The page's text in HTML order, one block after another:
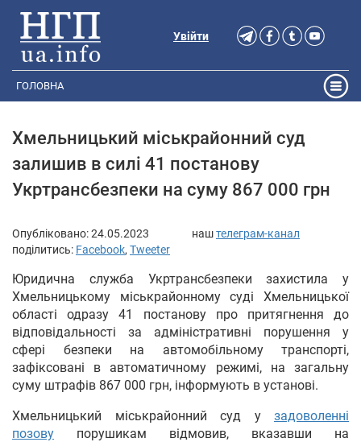
Увійти
ГОЛОВНА
Хмельницький міськрайонний суд
залишив в силі 41 постанову
Укртрансбезпеки на суму 867 000 грн
Опубліковано:24.05.2023 наштелеграм-канал
поділитись: Facebook, Tweeter
Юридична служба Укртрансбезпеки захистила у
Хмельницькому міськрайонному суді Хмельницької
області одразу 41 постанову про притягнення до
відповідальності за адміністративні порушення у
сфері безпеки на автомобільному транспорті,
зафіксовані в автоматичному режимі, на загальну
суму штрафів 867 000 грн, інформують в установі.
Хмельницький міськрайонний суд у задоволенні
позову порушикам відмовив, вказавши на